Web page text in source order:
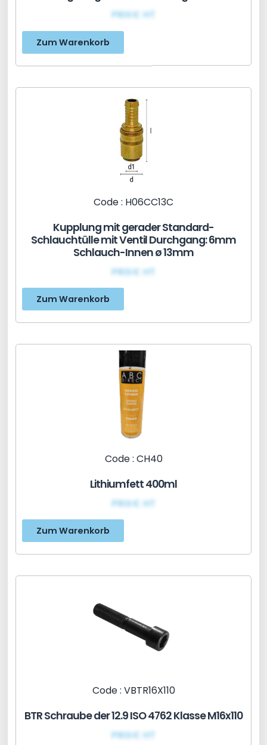
PRIX€ HT
Zum Warenkorb
Code : H06CC13C
Kupplung mit gerader Standard-
Schlauchtülle mit Ventil Durchgang: 6mm
Schlauch-Innen ø 13mm
PRIX€ HT
Zum Warenkorb
Code : CH40
Lithiumfett 400ml
PRIX€ HT
Zum Warenkorb
Code : VBTR16X110
BTR Schraube der 12.9 ISO 4762 Klasse M16x110
PRIX€ HT